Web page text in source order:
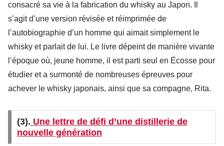
consacré sa vie à la fabrication du whisky au Japon. Il
s’agit d’une version révisée et réimprimée de
l’autobiographie d’un homme qui aimait simplement le
whisky et parlait de lui. Le livre dépeint de manière vivante
l’époque où, jeune homme, il est parti seul en Écosse pour
étudier et a surmonté de nombreuses épreuves pour
achever le whisky japonais, ainsi que sa compagne, Rita.
(3). Une lettre de défi d’une distillerie de
nouvelle génération